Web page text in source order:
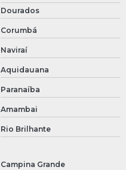
Dourados
Corumbá
Naviraí
Aquidauana
Paranaíba
Amambai
Rio Brilhante
Campina Grande